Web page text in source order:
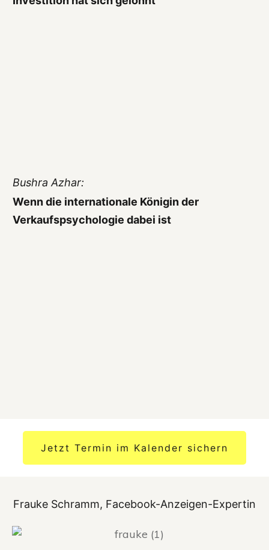
Bushra Azhar:
Wenn die internationale Königin der
Verkaufspsychologie dabei ist
Jetzt Termin im Kalender sichern
Frauke Schramm, Facebook-Anzeigen-Expertin